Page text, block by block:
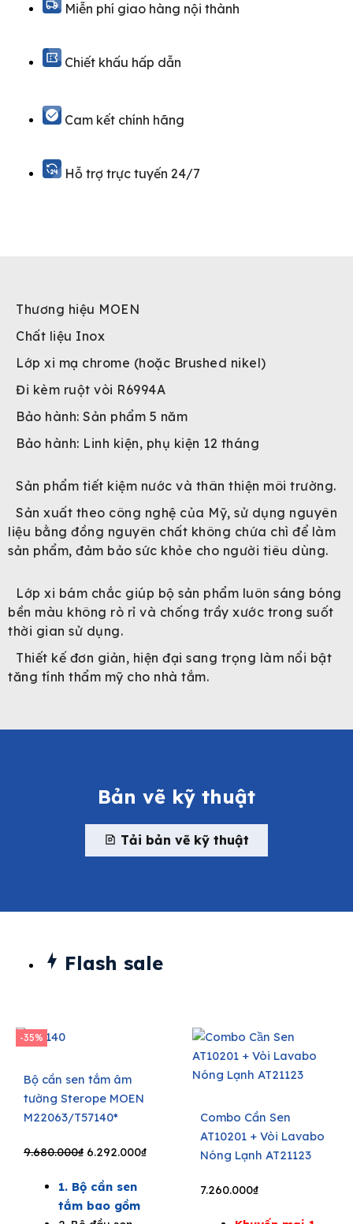
quantity
Miễn phí giao hàng nội thành
Chiết khấu hấp dẫn
Cam kết chính hãng
Hỗ trợ trực tuyến 24/7
Thương hiệu MOEN
Chất liệu Inox
Lớp xi mạ chrome (hoặc Brushed nikel)
Đi kèm ruột vòi R6994A
Bảo hành: Sản phẩm 5 năm
Bảo hành: Linh kiện, phụ kiện 12 tháng
Sản phẩm tiết kiệm nước và thân thiện môi trường.
Sản xuất theo công nghệ của Mỹ, sử dụng nguyên
liệu bằng đồng nguyên chất không chứa chì để làm
sản phẩm, đảm bảo sức khỏe cho người tiêu dùng.
Lớp xi bám chắc giúp bộ sản phẩm luôn sáng bóng
bền màu không rò rỉ và chống trầy xước trong suốt
thời gian sử dụng.
Thiết kế đơn giản, hiện đại sang trọng làm nổi bật
tăng tính thẩm mỹ cho nhà tắm.
Bản vẽ kỹ thuật
Tải bản vẽ kỹ thuật
Flash sale
-35%
Bộ cần sen tắm âm
tường Sterope MOEN
M22063/T57140*
9.680.000₫ Original
was:
9.680.000₫.
6.292.000₫Current
1. Bộ cần sen
tắm bao gồm
Combo Cần Sen
AT10201 + Vòi Lavabo
Nóng Lạnh AT21123
7.260.000₫